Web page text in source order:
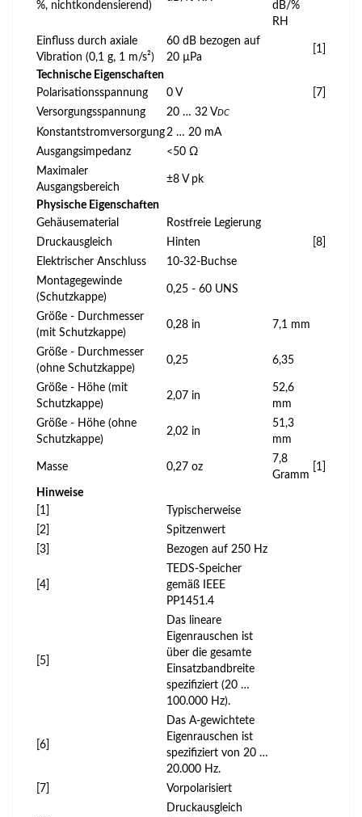
%, nichtkondensierend)
dB/%
RH
Einfluss durch axiale
Vibration (0,1 g, 1 m/s²)
60 dB bezogen auf
20 µPa
[1]
Technische Eigenschaften
Polarisationsspannung
0 V
[7]
Versorgungsspannung
20 … 32 VDC
Konstantstromversorgung 2 … 20 mA
Ausgangsimpedanz
<50 Ω
Maximaler
Ausgangsbereich
±8 V pk
Physische Eigenschaften
Gehäusematerial
Rostfreie Legierung
Druckausgleich
Hinten
[8]
Elektrischer Anschluss
10-32-Buchse
Montagegewinde
(Schutzkappe)
0,25 - 60 UNS
Größe - Durchmesser
(mit Schutzkappe)
0,28 in 7,1 mm
Größe - Durchmesser
(ohne Schutzkappe)
0,25 6,35
Größe - Höhe (mit
Schutzkappe)
2,07 in
52,6
mm
Größe - Höhe (ohne
Schutzkappe)
2,02 in
51,3
mm
Masse 0,27 oz
7,8
Gramm
[1]
Hinweise
[1]
Typischerweise
[2]
Spitzenwert
[3]
Bezogen auf 250 Hz
[4]
TEDS-Speicher
gemäß IEEE
PP1451.4
[5]
Das lineare
Eigenrauschen ist
über die gesamte
Einsatzbandbreite
spezifiziert (20 …
100.000 Hz).
[6]
Das A-gewichtete
Eigenrauschen ist
spezifiziert von 20 …
20.000 Hz.
[7]
Vorpolarisiert
Druckausgleich